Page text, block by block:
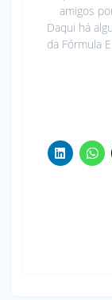
amigos
Daqui há
da Fórmula